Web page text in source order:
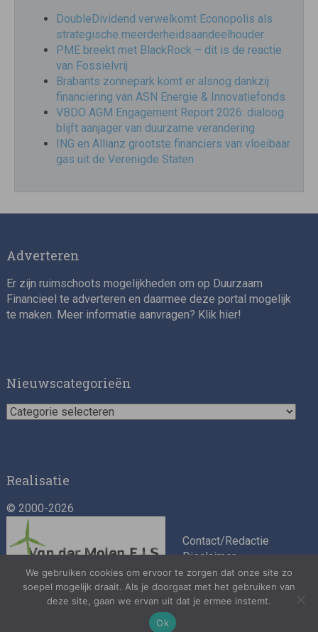
DoubleDividend verwelkomt Econopolis als
strategische meerderheidsaandeelhouder
PME breekt met BlackRock – dit is de reactie
van Fossielvrij
Brabants zonnepark komt er alsnog dankzij
financiering van ASN Energie & Innovatiefonds
VBDO AGM Engagement Report 2026: dialoog
blijft aanjager van duurzame verandering
ING en Allianz grootste financiers van vloeibaar
gas uit de Verenigde Staten
Adverteren
Er zijn ruimschoots mogelijkheden om op Duurzaam
Financieel te adverteren en daarmee deze portal mogelijk
te maken. Meer informatie aanvragen? Klik hier!
Nieuwscategorieën
Nieuwscategorieën
Realisatie
© 2000-2026
Contact/Redactie
Disclaimer
Algemene
voorwaarden
Privacybeleid
We gebruiken cookies om ervoor te zorgen dat onze site zo
soepel mogelijk draait. Als je doorgaat met het gebruiken van
deze site, gaan we ervan uit dat je ermee instemt.
Ok